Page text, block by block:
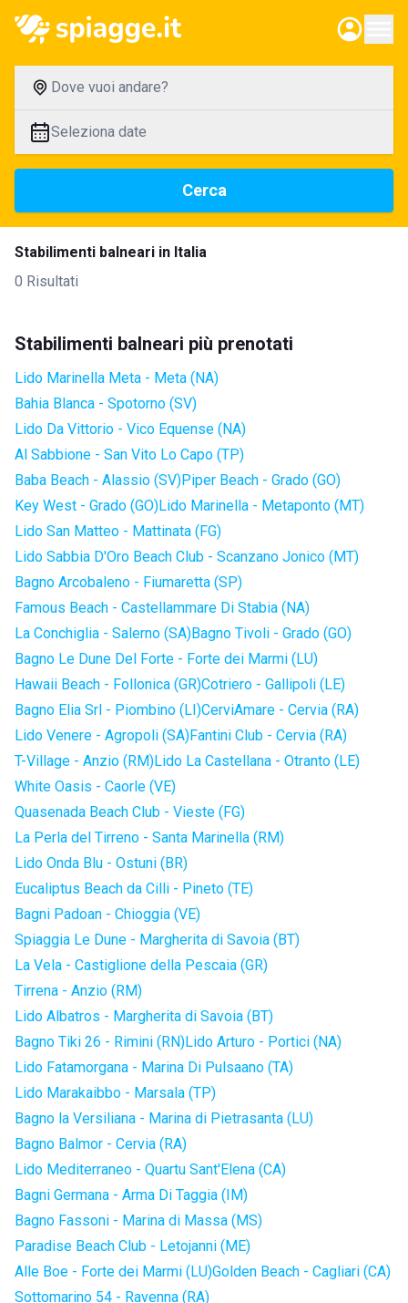
Dove vuoi andare?
Seleziona date
Cerca
Stabilimenti balneari in Italia
0 Risultati
Stabilimenti balneari più prenotati
Lido Marinella Meta - Meta (NA)
Bahia Blanca - Spotorno (SV)
Lido Da Vittorio - Vico Equense (NA)
Al Sabbione - San Vito Lo Capo (TP)
Baba Beach - Alassio (SV)Piper Beach - Grado (GO)
Key West - Grado (GO)Lido Marinella - Metaponto (MT)
Lido San Matteo - Mattinata (FG)
Lido Sabbia D'Oro Beach Club - Scanzano Jonico (MT)
Bagno Arcobaleno - Fiumaretta (SP)
Famous Beach - Castellammare Di Stabia (NA)
La Conchiglia - Salerno (SA)Bagno Tivoli - Grado (GO)
Bagno Le Dune Del Forte - Forte dei Marmi (LU)
Hawaii Beach - Follonica (GR)Cotriero - Gallipoli (LE)
Bagno Elia Srl - Piombino (LI)CerviAmare - Cervia (RA)
Lido Venere - Agropoli (SA)Fantini Club - Cervia (RA)
T-Village - Anzio (RM)Lido La Castellana - Otranto (LE)
White Oasis - Caorle (VE)
Quasenada Beach Club - Vieste (FG)
La Perla del Tirreno - Santa Marinella (RM)
Lido Onda Blu - Ostuni (BR)
Eucaliptus Beach da Cilli - Pineto (TE)
Bagni Padoan - Chioggia (VE)
Spiaggia Le Dune - Margherita di Savoia (BT)
La Vela - Castiglione della Pescaia (GR)
Tirrena - Anzio (RM)
Lido Albatros - Margherita di Savoia (BT)
Bagno Tiki 26 - Rimini (RN)Lido Arturo - Portici (NA)
Lido Fatamorgana - Marina Di Pulsaano (TA)
Lido Marakaibbo - Marsala (TP)
Bagno la Versiliana - Marina di Pietrasanta (LU)
Bagno Balmor - Cervia (RA)
Lido Mediterraneo - Quartu Sant'Elena (CA)
Bagni Germana - Arma Di Taggia (IM)
Bagno Fassoni - Marina di Massa (MS)
Paradise Beach Club - Letojanni (ME)
Alle Boe - Forte dei Marmi (LU)Golden Beach - Cagliari (CA)
Sottomarino 54 - Ravenna (RA)